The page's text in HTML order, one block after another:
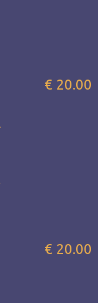
€ 20.00
€ 20.00